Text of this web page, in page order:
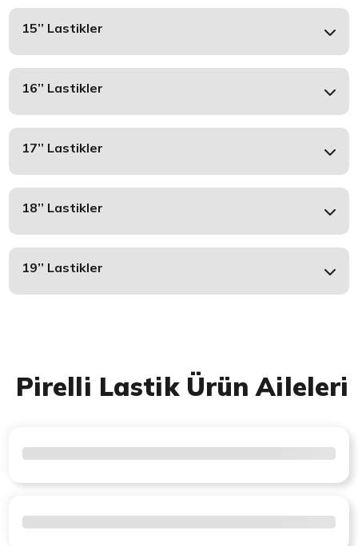
15’’ Lastikler
16’’ Lastikler
17’’ Lastikler
18’’ Lastikler
19’’ Lastikler
Pirelli Lastik Ürün Aileleri